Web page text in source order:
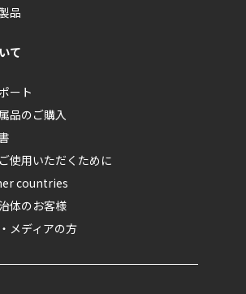
品
て
ート
品のご購入
使用いただくために
countries
体のお客様
メディアの方